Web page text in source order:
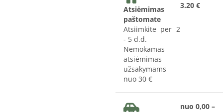
Atsiėmimas
paštomate
Atsiimkite per 2
- 5 d.d.
Nemokamas
atsiėmimas
užsakymams
nuo 30 €
3.20 €
nuo 0,00 –